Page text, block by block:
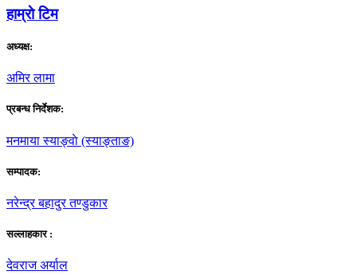
हाम्राे टिम
अध्यक्ष:
अमिर लामा
प्रबन्ध निर्देशक:
मनमाया स्याङ्वाे (स्याङ्ताङ)
सम्पादक:
नरेन्द्र बहादुर तण्डुकार
सल्लाहकार :
देवराज अर्याल